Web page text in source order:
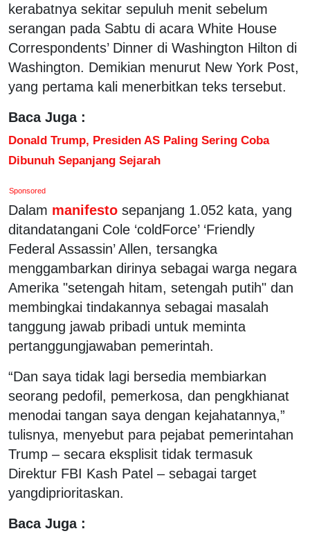
kerabatnya sekitar sepuluh menit sebelum
serangan pada Sabtu di acara White House
Correspondents’ Dinner di Washington Hilton di
Washington. Demikian menurut New York Post,
yang pertama kali menerbitkan teks tersebut.
Baca Juga :
Donald Trump, Presiden AS Paling Sering Coba
Dibunuh Sepanjang Sejarah
Sponsored
Dalam manifesto sepanjang 1.052 kata, yang
ditandatangani Cole ‘coldForce’ ‘Friendly
Federal Assassin’ Allen, tersangka
menggambarkan dirinya sebagai warga negara
Amerika "setengah hitam, setengah putih" dan
membingkai tindakannya sebagai masalah
tanggung jawab pribadi untuk meminta
pertanggungjawaban pemerintah.
“Dan saya tidak lagi bersedia membiarkan
seorang pedofil, pemerkosa, dan pengkhianat
menodai tangan saya dengan kejahatannya,”
tulisnya, menyebut para pejabat pemerintahan
Trump – secara eksplisit tidak termasuk
Direktur FBI Kash Patel – sebagai target
yangdiprioritaskan.
Baca Juga :